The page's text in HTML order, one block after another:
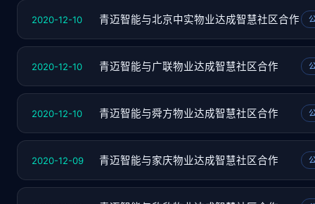
2020-12-10 青迈智能与北京中实物业达成智慧社区合作
2020-12-10 青迈智能与广联物业达成智慧社区合作
2020-12-10 青迈智能与舜方物业达成智慧社区合作
2020-12-09 青迈智能与家庆物业达成智慧社区合作